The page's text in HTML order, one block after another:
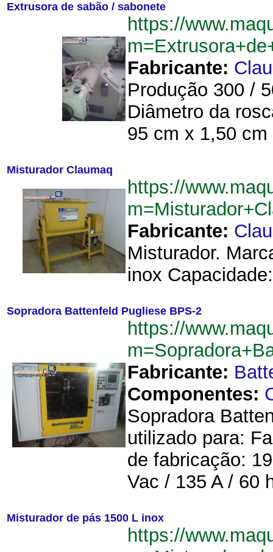
Extrusora de sabão / sabonete
https://
Fabricante:
Produção 300 /
Diâmetro da
95 cm x 1,50
Misturador Claumaq
https://
Fabricante:
Misturador.
inox
Sopradora Battenfeld Pugliese BPS-2
https://
Fabricante:
Componentes:
Sopradora
utilizado para:
de fabricação:
Vac / 135 A / 60
Misturador de pás 1500 L inox
https://